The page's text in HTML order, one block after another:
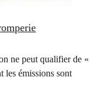
ne peut qualifier de «
les émissions sont